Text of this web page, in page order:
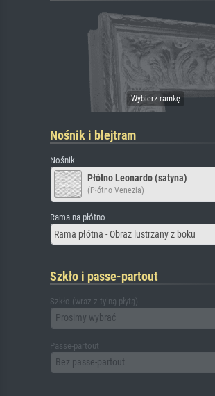
Nośnik i blejtram
Nośnik
Płótno Leonardo (satyna)
(Płótno Venezia)
Rama na płótno
Rama płótna - Obraz lustrzany z boku
Szkło i passe-partout
Szkło (wraz z tylną płytą)
Prosimy wybrać
Passe-partout
Bez passe-partout